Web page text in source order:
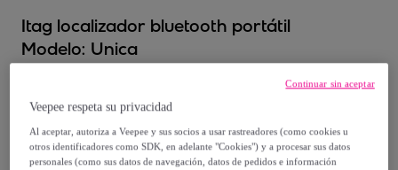
Itag localizador bluetooth portátil
Modelo: Unica
7, €
30,00 €
-73%
Veepee respeta su privacidad
Al aceptar, autoriza a Veepee y sus socios a usar rastreadores (como cookies u
otros identificadores como SDK, en adelante "Cookies") y a procesar sus datos
personales (como sus datos de navegación, datos de pedidos e información
Continuar sin aceptar